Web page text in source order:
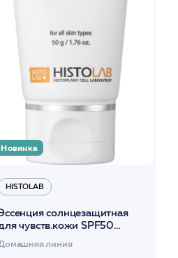
Новинка
HISTOLAB
солнцезащитная
чувств.кожи SPF50
/Forever PlusSun Essence SPF
50мл /HISTOLAB*
линия